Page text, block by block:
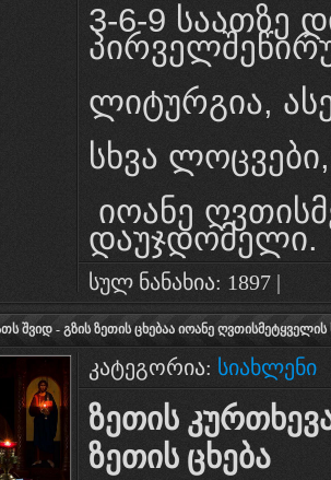
3-6-9 საათზე
ლიტურგია,
სხვა
იოანე
დაუჯდომელი.
სულ ნანახია: 1897 |
შვიდ - გზის ზეთის ცხებაა იოანე
კატეგორია: სიახლენი
ზეთის
ზეთის ცხება